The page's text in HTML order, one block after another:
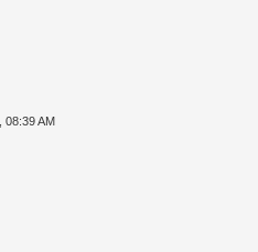
08:39 AM